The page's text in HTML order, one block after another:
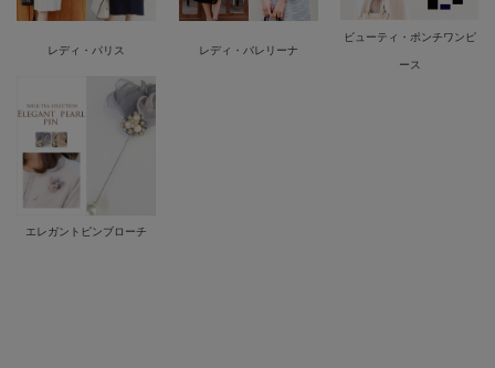
レディ・パリス レディ・バレリーナ
ビューティ・ポンチワンピ
ース
エレガントピンブローチ